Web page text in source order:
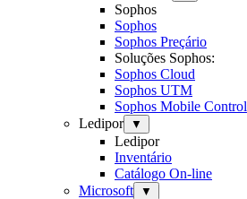
Sophos
Sophos
Sophos Preçário
Soluções Sophos:
Sophos Cloud
Sophos UTM
Sophos Mobile Control
Ledipor
▼
Ledipor
Inventário
Catálogo On-line
Microsoft
▼